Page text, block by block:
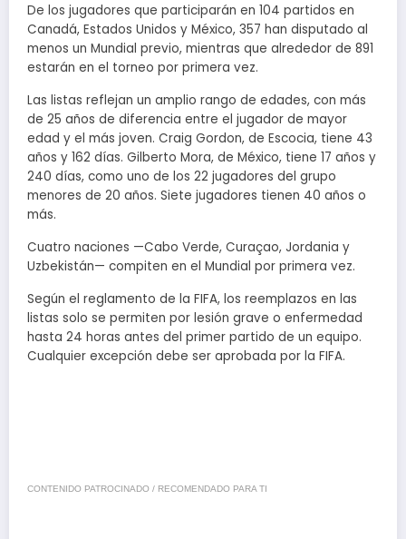
De los jugadores que participarán en 104 partidos en
Canadá, Estados Unidos y México, 357 han disputado al
menos un Mundial previo, mientras que alrededor de 891
estarán en el torneo por primera vez.
Las listas reflejan un amplio rango de edades, con más
de 25 años de diferencia entre el jugador de mayor
edad y el más joven. Craig Gordon, de Escocia, tiene 43
años y 162 días. Gilberto Mora, de México, tiene 17 años y
240 días, como uno de los 22 jugadores del grupo
menores de 20 años. Siete jugadores tienen 40 años o
más.
Cuatro naciones —Cabo Verde, Curaçao, Jordania y
Uzbekistán— compiten en el Mundial por primera vez.
Según el reglamento de la FIFA, los reemplazos en las
listas solo se permiten por lesión grave o enfermedad
hasta 24 horas antes del primer partido de un equipo.
Cualquier excepción debe ser aprobada por la FIFA.
CONTENIDO PATROCINADO / RECOMENDADO PARA TI